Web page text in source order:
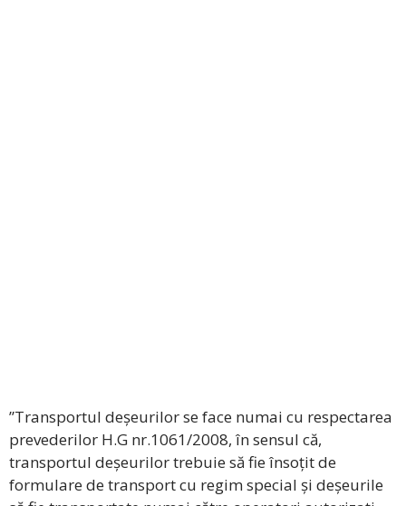
”Transportul deșeurilor se face numai cu respectarea
prevederilor H.G nr.1061/2008, în sensul că,
transportul deșeurilor trebuie să fie însoțit de
formulare de transport cu regim special și deșeurile